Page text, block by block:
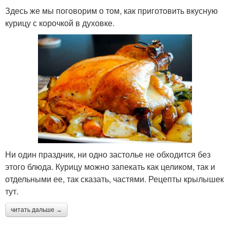
Здесь же мы поговорим о том, как приготовить вкусную
курицу с корочкой в духовке.
Ни один праздник, ни одно застолье не обходится без
этого блюда. Курицу можно запекать как целиком, так и
отдельными ее, так сказать, частями. Рецепты крылышек
тут.
читать дальше →